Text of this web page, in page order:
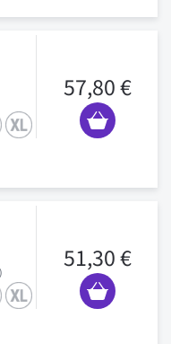
57,80 €
51,30 €